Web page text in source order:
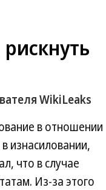
WikiLeaks
в отношении
изнасиловании,
что в случае
Из-за этого